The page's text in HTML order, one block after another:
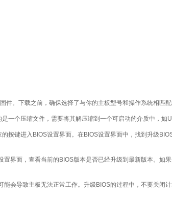
。下载之前，确保选择了与你的主板型号和操作系统相匹配
一个压缩文件，需要将其解压缩到一个可启动的介质中，如U
键进入BIOS设置界面。在BIOS设置界面中，找到升级
界面，查看当前的BIOS版本是否已经升级到最新版本。如
导致主板无法正常工作。升级BIOS的过程中，不要关闭